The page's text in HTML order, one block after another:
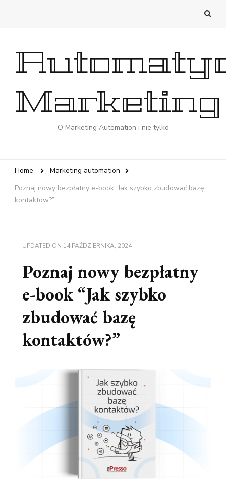
Marketing
O Marketing Automation i nie tylko
Home
Marketing automation
Poznaj nowy bezpłatny e-book “Jak szybko zbudować bazę
kontaktów?”
UPDATED ON 14 PAŹDZIERNIKA, 2024
Poznaj nowy bezpłatny
e-book “Jak szybko
zbudować bazę
kontaktów?”